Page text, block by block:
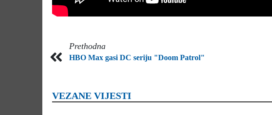
Prethodna
HBO Max gasi DC seriju "Doom Patrol"
VEZANE VIJESTI